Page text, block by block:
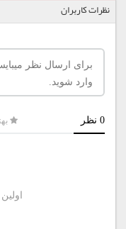
نظرات کاربران